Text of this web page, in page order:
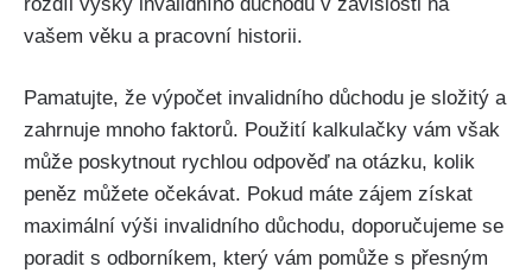
vašem věku a pracovní historii.
Pamatujte, že výpočet invalidního důchodu je složitý a
zahrnuje mnoho faktorů. Použití kalkulačky vám však
může poskytnout rychlou odpověď na otázku, kolik
peněz můžete očekávat. Pokud máte zájem získat
maximální výši invalidního důchodu, doporučujeme se
poradit s odborníkem, který vám pomůže s přesným